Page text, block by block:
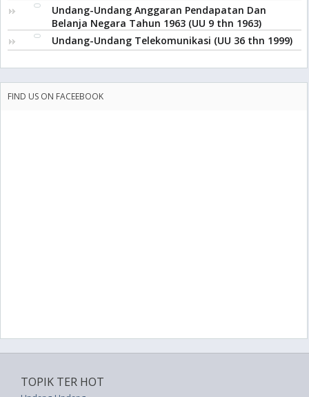
Undang-Undang Anggaran Pendapatan Dan
Belanja Negara Tahun 1963 (UU 9 thn 1963)
Undang-Undang Telekomunikasi (UU 36 thn 1999)
FIND US ON FACEEBOOK
TOPIK TER HOT